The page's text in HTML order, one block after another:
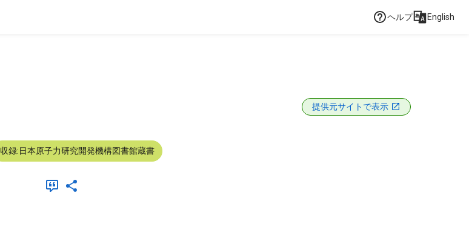
ヘルプ English
提供元サイトで表示
収録:日本原子力研究開発機構図書館蔵書